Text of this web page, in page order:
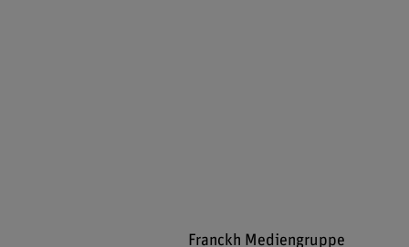
Franckh Mediengruppe